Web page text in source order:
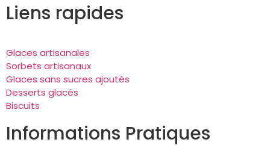
Liens rapides
Glaces artisanales
Sorbets artisanaux
Glaces sans sucres ajoutés
Desserts glacés
Biscuits
Informations Pratiques